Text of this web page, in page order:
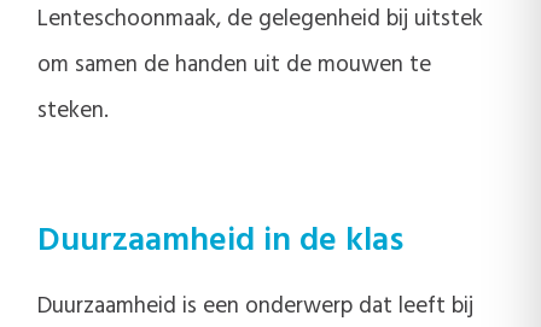
Lenteschoonmaak, de gelegenheid bij uitstek
om samen de handen uit de mouwen te
steken.
Duurzaamheid in de klas
Duurzaamheid is een onderwerp dat leeft bij